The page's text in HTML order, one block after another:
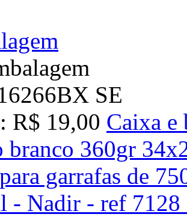
SE
R$ 19,00 Caixa e
branco 360gr
garrafas de
- Nadir - ref 7128